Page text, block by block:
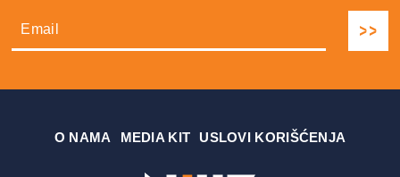
О NAMA MEDIA KIT USLOVI KORIŠĆENJA